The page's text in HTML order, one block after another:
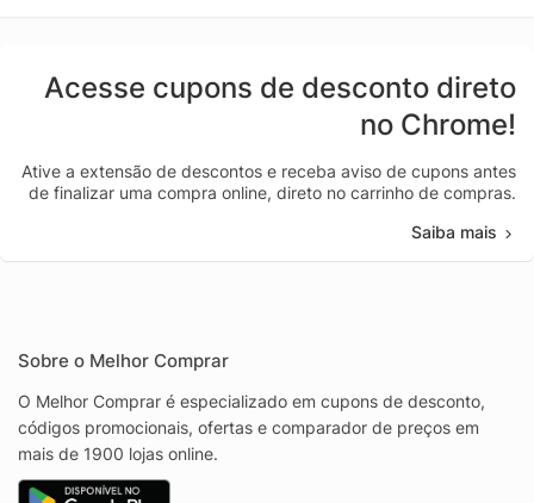
Acesse cupons de desconto direto
no Chrome!
Ative a extensão de descontos e receba aviso de cupons antes
de finalizar uma compra online, direto no carrinho de compras.
Saiba mais
Sobre o Melhor Comprar
O Melhor Comprar é especializado em cupons de desconto,
códigos promocionais, ofertas e comparador de preços em
mais de 1900 lojas online.